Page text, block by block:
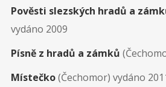
Pověsti slezských hradů a
vydáno 2009
Písně z hradů a zámků
Místečko(Čechomor) vydáno